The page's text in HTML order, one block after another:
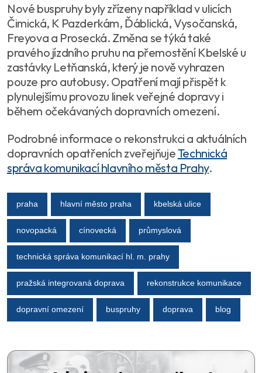
Nové buspruhy byly zřízeny například v ulicích
Čimická, K Pazderkám, Ďáblická, Vysočanská,
Freyova a Prosecká. Změna se týká také
pravého jízdního pruhu na přemostění Kbelské u
zastávky Letňanská, který je nově vyhrazen
pouze pro autobusy. Opatření mají přispět k
plynulejšímu provozu linek veřejné dopravy i
během očekávaných dopravních omezení.
Podrobné informace o rekonstrukci a aktuálních
dopravních opatřeních zveřejňujeTechnická
správa komunikací hlavního města Prahy.
praha hlavní město praha kbelská ulice
novopacká cínovecká průmyslová
technická správa komunikací hl. m. prahy
pražská integrovaná doprava rekonstrukce komunikace
dopravní omezení buspruhy doprava blog